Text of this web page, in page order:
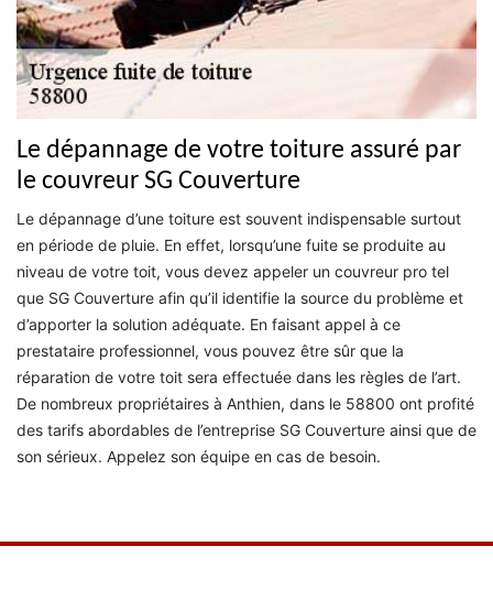
Le dépannage de votre toiture assuré par
le couvreur SG Couverture
Le dépannage d’une toiture est souvent indispensable surtout
en période de pluie. En effet, lorsqu’une fuite se produite au
niveau de votre toit, vous devez appeler un couvreur pro tel
que SG Couverture afin qu’il identifie la source du problème et
d’apporter la solution adéquate. En faisant appel à ce
prestataire professionnel, vous pouvez être sûr que la
réparation de votre toit sera effectuée dans les règles de l’art.
De nombreux propriétaires à Anthien, dans le 58800 ont profité
des tarifs abordables de l’entreprise SG Couverture ainsi que de
son sérieux. Appelez son équipe en cas de besoin.